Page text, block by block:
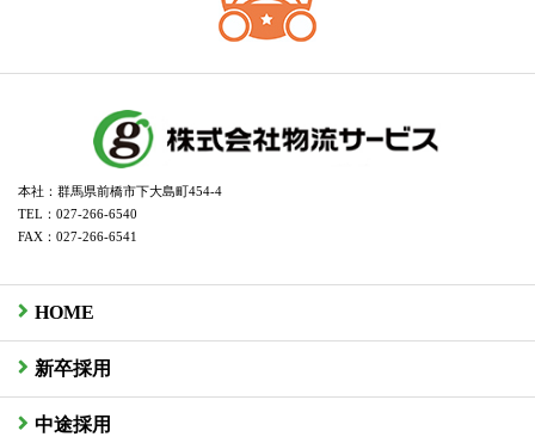
本社：群馬県前橋市下大島町454-4
TEL：027-266-6540
FAX：027-266-6541
HOME
新卒採用
中途採用